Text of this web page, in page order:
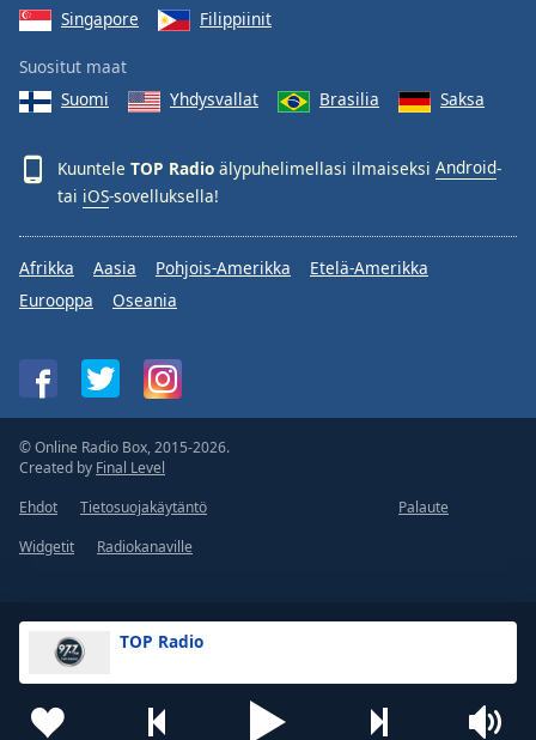
TOP Radio
Singapore
Filippiinit
Suositut maat
Suomi
Yhdysvallat Brasilia Saksa
Kuuntele TOP Radio älypuhelimellasi ilmaiseksi Android-
tai iOS-sovelluksella!
Afrikka Aasia Pohjois-Amerikka
Etelä-Amerikka
Eurooppa
Oseania
© Online Radio Box, 2015-2026.
Created by Final Level
Ehdot
Tietosuojakäytäntö
Palaute
Widgetit
Radiokanaville